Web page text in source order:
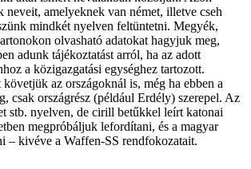
neveit, amelyeknek van német, illetve cseh
mindkét nyelven feltüntetni. Megyék,
olvasható adatokat hagyjuk meg,
adunk tájékoztatást arról, ha az adott
a közigazgatási egységhez tartozott.
az országoknál is, még ha ebben a
csak országrész (például Erdély) szerepel. Az
stb. nyelven, de cirill betűkkel leírt katonai
megpróbáljuk lefordítani, és a magyar
– kivéve a Waffen-SS rendfokozatait.